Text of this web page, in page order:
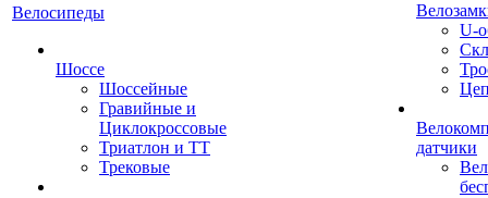
Велосипеды
Шоссе
Шоссейные
Гравийные и
Циклокроссовые
Триатлон и ТТ
Трековые
U-
датчики